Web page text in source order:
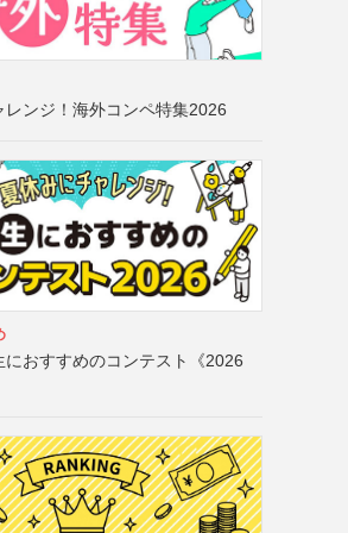
レンジ！海外コンペ特集2026
におすすめのコンテスト《2026